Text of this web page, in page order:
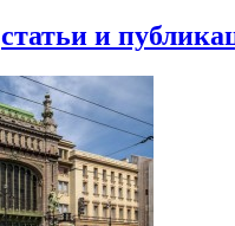
статьи и